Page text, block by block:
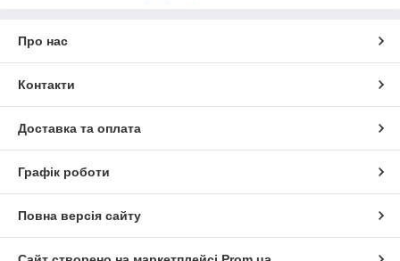
Про нас
Контакти
Доставка та оплата
Графік роботи
Повна версія сайту